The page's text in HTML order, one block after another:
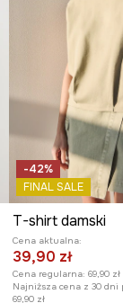
-42%
FINAL SALE
T-shirt damski
Cena aktualna:
39,90 zł
Cena regularna: 69,90 zł
Najniższa cena z 30 dni
69,90 zł